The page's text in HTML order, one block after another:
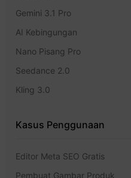
Gemini 3.1 Pro
AI Kebingungan
Nano Pisang Pro
Seedance 2.0
Kling 3.0
Kasus Penggunaan
Editor Meta SEO Gratis
Pembuat Gambar Produk